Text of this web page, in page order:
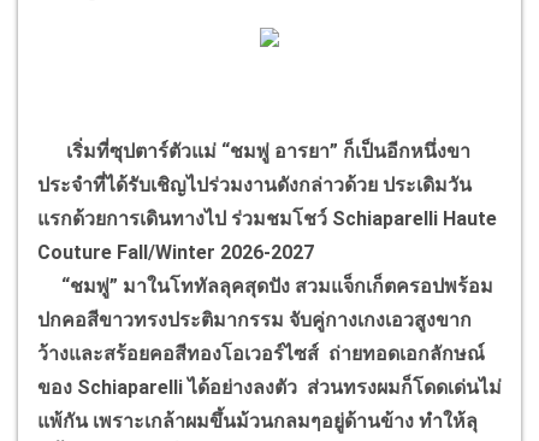
เริ่มที่ซุปตาร์ตัวแม่ “ชมพู่ อารยา” ก็เป็นอีกหนึ่งขา
ประจำที่ได้รับเชิญไปร่วมงานดังกล่าวด้วย ประเดิมวัน
แรกด้วยการเดินทางไป ร่วมชมโชว์ Schiaparelli Haute
Couture Fall/Winter 2026-2027
“ชมพู่” มาในโททัลลุคสุดปัง สวมแจ็กเก็ตครอปพร้อม
ปกคอสีขาวทรงประติมากรรม จับคู่กางเกงเอวสูงขาก
ว้างและสร้อยคอสีทองโอเวอร์ไซส์ ถ่ายทอดเอกลักษณ์
ของ Schiaparelli ได้อย่างลงตัว ส่วนทรงผมก็โดดเด่นไม่
แพ้กัน เพราะเกล้าผมขึ้นม้วนกลมๆอยู่ด้านข้าง ทำให้ลุ